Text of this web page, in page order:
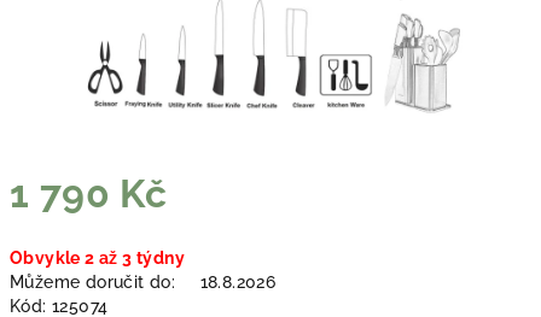
1 790 Kč
cena:
Obvykle 2 až 3 týdny
Můžeme doručit do:
18.8.2026
Kód: 125074